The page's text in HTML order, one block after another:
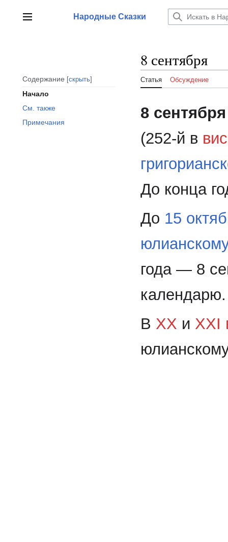
содержаниюГлавное менюНародные Сказки
Содержание скрыть
Начало
См. также
Примечания
8 сентября
Статья Обсуждение
8 сентября
(252-й в
До конца
До 15
года — 8
календарю.
В XX и XXI